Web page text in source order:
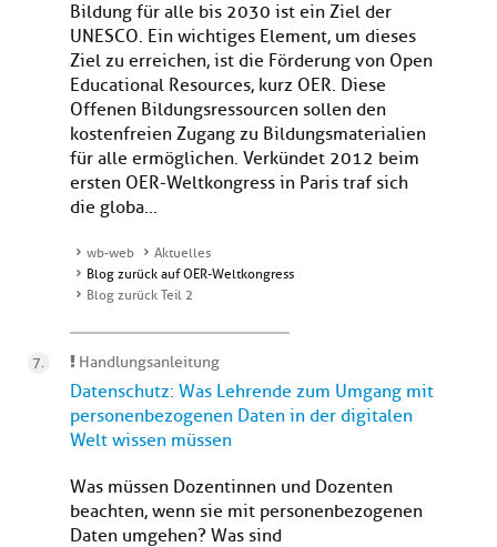
Bildung für alle bis 2030 ist ein Ziel der
UNESCO. Ein wichtiges Element, um dieses
Ziel zu erreichen, ist die Förderung von Open
Educational Resources, kurz OER. Diese
Offenen Bildungsressourcen sollen den
kostenfreien Zugang zu Bildungsmaterialien
für alle ermöglichen. Verkündet 2012 beim
ersten OER-Weltkongress in Paris traf sich
die globa...
wb-web
Aktuelles
Blog zurück auf OER-Weltkongress
Blog zurück Teil 2
Handlungsanleitung
Datenschutz: Was Lehrende zum Umgang mit
personenbezogenen Daten in der digitalen
Welt wissen müssen
Was müssen Dozentinnen und Dozenten
beachten, wenn sie mit personenbezogenen
Daten umgehen? Was sind